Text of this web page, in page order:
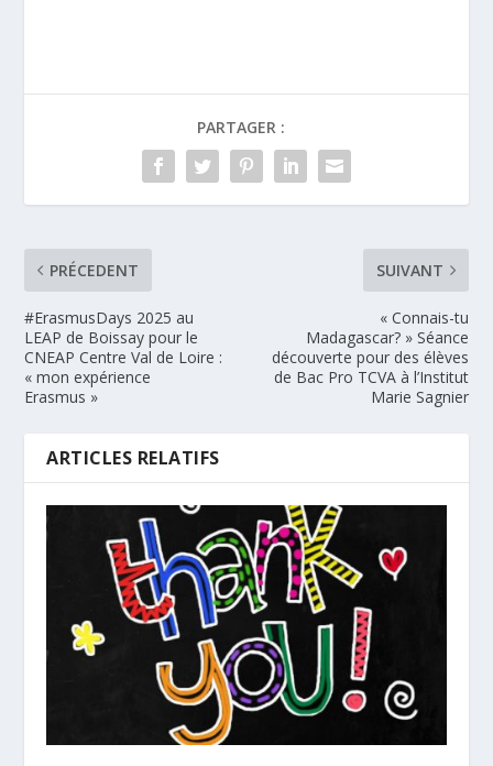
PARTAGER :
PRÉCEDENT
#ErasmusDays 2025 au
LEAP de Boissay pour le
CNEAP Centre Val de Loire :
« mon expérience
Erasmus »
SUIVANT
« Connais-tu
Madagascar? » Séance
découverte pour des élèves
de Bac Pro TCVA à l’Institut
Marie Sagnier
ARTICLES RELATIFS